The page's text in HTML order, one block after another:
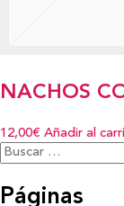
NACHOS
12,00€ Añadir al
Buscar:
Páginas